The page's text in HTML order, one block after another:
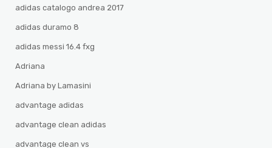
adidas catalogo andrea 2017
adidas duramo 8
adidas messi 16.4 fxg
Adriana
Adriana by Lamasini
advantage adidas
advantage clean adidas
advantage clean vs